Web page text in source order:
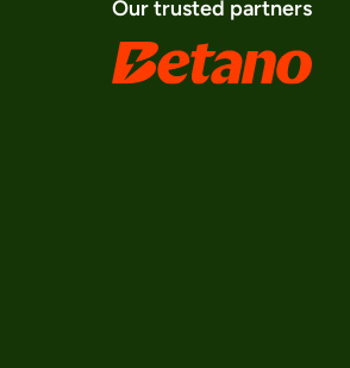
Our trusted partners